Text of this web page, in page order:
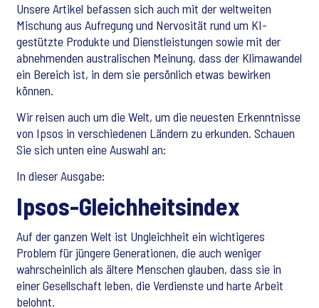
Unsere Artikel befassen sich auch mit der weltweiten
Mischung aus Aufregung und Nervosität rund um KI-
gestützte Produkte und Dienstleistungen sowie mit der
abnehmenden australischen Meinung, dass der Klimawandel
ein Bereich ist, in dem sie persönlich etwas bewirken
können.
Wir reisen auch um die Welt, um die neuesten Erkenntnisse
von Ipsos in verschiedenen Ländern zu erkunden. Schauen
Sie sich unten eine Auswahl an:
In dieser Ausgabe:
Ipsos-Gleichheitsindex
Auf der ganzen Welt ist Ungleichheit ein wichtigeres
Problem für jüngere Generationen, die auch weniger
wahrscheinlich als ältere Menschen glauben, dass sie in
einer Gesellschaft leben, die Verdienste und harte Arbeit
belohnt.